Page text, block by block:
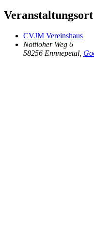
Veranstaltungsort
CVJM Vereinshaus
Nottloher Weg 6
58256 Ennnepetal